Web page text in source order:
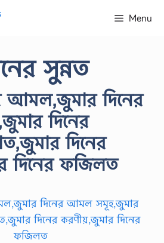
Menu
সুন্নত
আমল,জুমার দিনের
দিনের
দিনের
দিনের ফজিলত